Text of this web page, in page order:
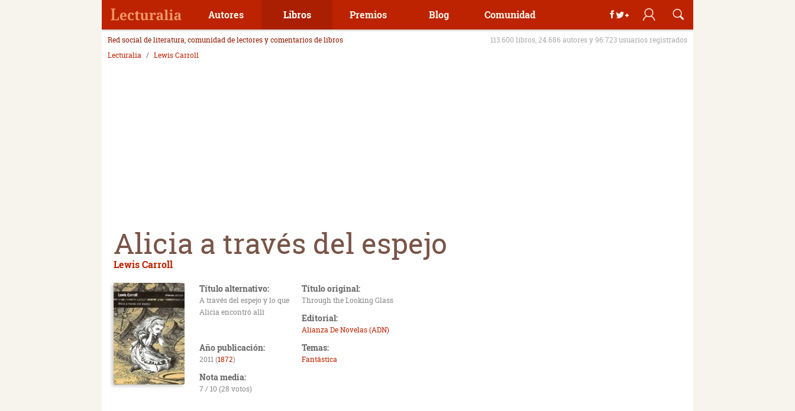
Autores Libros Premios Blog Comunidad
Red social de literatura, comunidad de lectores y comentarios de libros
113.600 libros, 24.686 autores y 96.723 usuarios registrados
Lecturalia
Lewis Carroll
Alicia a través del espejo
Lewis Carroll
Título alternativo:
A través del espejo y lo que
Alicia encontró allí
Título original:
Through the Looking Glass
Editorial:
Alianza De Novelas (ADN)
Año publicación:
2011 (1872)
Temas:
Fantástica
Nota media:
7 / 10 (28 votos)